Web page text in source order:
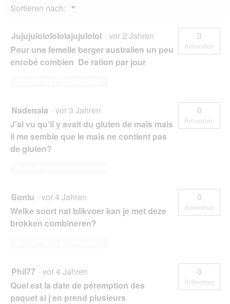
kg
Sortieren nach:
▼
Menü
Jujujulololololajujulolol · vor 2 Jahren
Pour une femelle berger australien un peu
enrobé combien De ration par jour
0
Antworten
Nadenala · vor 3 Jahren
J'ai vu qu'il y avait du gluten de maïs mais
il me semble que le maïs ne contient pas
de gluten?
0
Antworten
Sonlu · vor 4 Jahren
Welke soort nat blikvoer kan je met deze
brokken combineren?
0
Antworten
Phil77 · vor 4 Jahren
Quel est la date de péremption des
paquet si j en prend plusieurs
0
Antworten